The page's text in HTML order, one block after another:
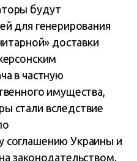
будут
для генерирования
доставки
в частную
имущества,
стали вследствие
соглашению Украины и
законодательством.